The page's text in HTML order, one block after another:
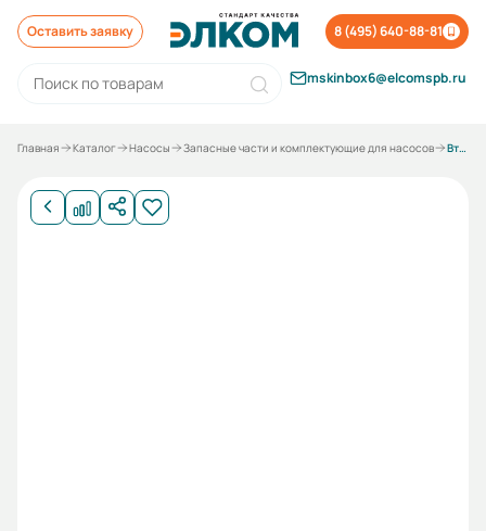
Оставить заявку 8 (495) 640-88-81
mskinbox6@elcomspb.ru
Главная Каталог Насосы Запасные части и комплектующие для насосов Втулка упорная к нас. К 80-50-200-5(ESQ-L)